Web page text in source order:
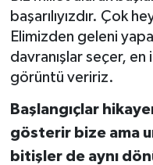
başarılıyızdır. Çok
Elimizden geleni
davranışlar seçer,
görüntü veririz.
Başlangıçlar
gösterir bize ama
bitişler de aynı